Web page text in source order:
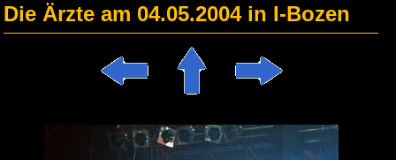
Die Ärzte am 04.05.2004 in I-Bozen